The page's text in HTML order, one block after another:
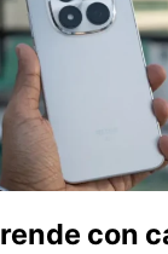
con